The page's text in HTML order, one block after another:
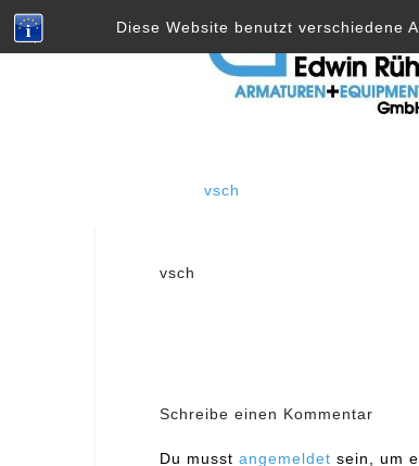
Diese Website benutzt verschiedene
Skip
vsch
Beitrags-
vsch
Schreibe einen Kommentar
Du musst angemeldet sein, um